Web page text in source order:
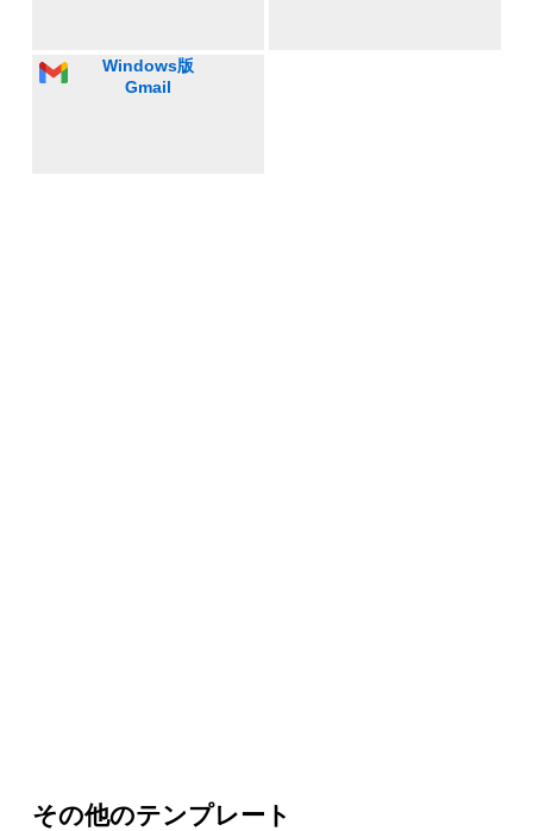
Windows版
Gmail
その他のテンプレート